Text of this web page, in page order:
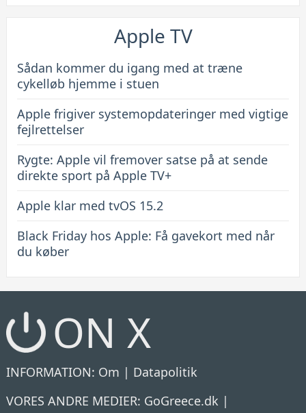
Apple TV
Sådan kommer du igang med at træne
cykelløb hjemme i stuen
Apple frigiver systemopdateringer med vigtige
fejlrettelser
Rygte: Apple vil fremover satse på at sende
direkte sport på Apple TV+
Apple klar med tvOS 15.2
Black Friday hos Apple: Få gavekort med når
du køber
ON X
INFORMATION: Om | Datapolitik
VORES ANDRE MEDIER: GoGreece.dk |